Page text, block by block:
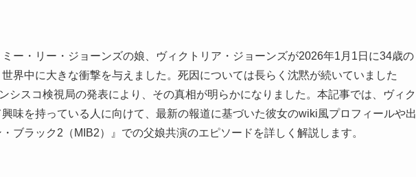
ー・リー・ジョーンズの娘、ヴィクトリア・ジョーンズが2026年1月1日に34歳の
界中に大きな衝撃を与えました。死因については長らく沈黙が続いていました
シスコ検視局の発表により、その真相が明らかになりました。本記事では、ヴィク
味を持っている人に向けて、最新の報道に基づいた彼女のwiki風プロフィールや出
ブラック2（MIB2）』での父娘共演のエピソードを詳しく解説します。